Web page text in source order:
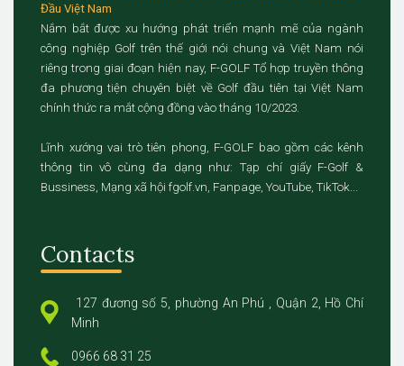
Đầu Việt Nam
Nắm bắt được xu hướng phát triển mạnh mẽ của ngành
công nghiệp Golf trên thế giới nói chung và Việt Nam nói
riêng trong giai đoạn hiện nay, F-GOLF Tổ hợp truyền thông
đa phương tiện chuyên biệt về Golf đầu tiên tại Việt Nam
chính thức ra mắt cộng đồng vào tháng 10/2023.
Lĩnh xướng vai trò tiên phong, F-GOLF bao gồm các kênh
thông tin vô cùng đa dạng như: Tạp chí giấy F-Golf &
Bussiness, Mạng xã hội fgolf.vn, Fanpage, YouTube, TikTok...
Contacts
127 đương số 5, phường An Phú , Quận 2, Hồ Chí
Minh
0966 68 31 25